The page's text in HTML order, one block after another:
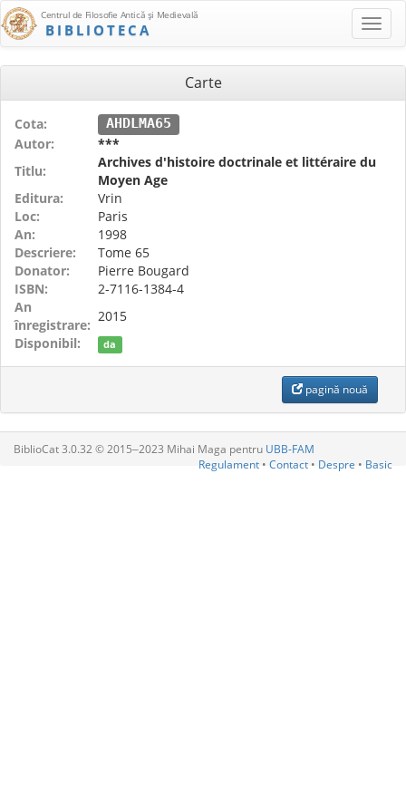
Centrul de Filosofie Antică şi Medievală
BIBLIOTECA
Carte
Cota: AHDLMA65
Autor:
***
Titlu:
Archives d'histoire doctrinale et littéraire du
Moyen Age
Editura:
Vrin
Loc:
Paris
An:
1998
Descriere:
Tome 65
Donator:
Pierre Bougard
ISBN:
2-7116-1384-4
An
înregistrare:
2015
Disponibil:
da
pagină nouă
BiblioCat 3.0.32 © 2015‒2023 Mihai Maga pentru UBB-FAM
Regulament • Contact • Despre • Basic